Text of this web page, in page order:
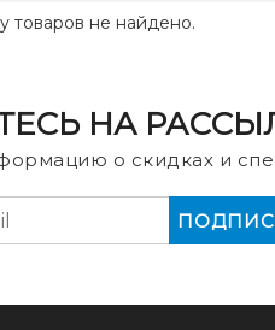
товаров не найдено.
НА
о скидках и